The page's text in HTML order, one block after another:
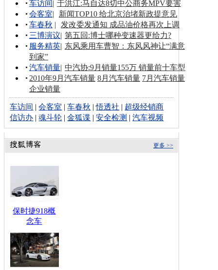
车访间| 于洪江:马自达8切中公商务MPV要害
会客室|
新闻TOP10 给北京治堵新政提意见
车春秋 |
发改委发通知 成品油价格再次上调
三博演议| 第五回:博士哪种变速器更给力?
服务精英| 东风乘用车曹智：东风风神让“满意
到家”
汽车销量| 中汽协:9月销量155万 销量前十车型
2010年9月汽车销量 8月汽车销量 7月汽车销量
企业销量
车访间 |会客室 |车春秋 |悟透社 | 超级经销商
信访办 |魂斗轮 |金狐谍 |安全检测 |汽车视频
更多 >>
保时捷918概
念车